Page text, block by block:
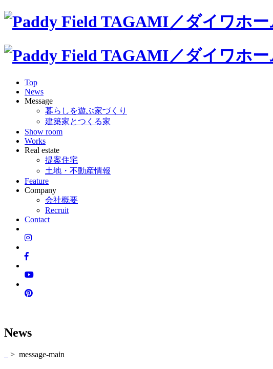
Top
News
Message
暮らしを遊ぶ家づくり
建築家とつくる家
Show room
Works
Real estate
提案住宅
土地・不動産情報
Feature
Company
会社概要
Recruit
Contact
News
> message-main